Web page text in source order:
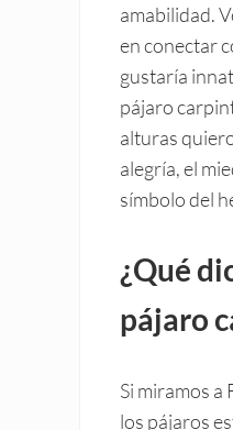
amabilidad.
en conectar
gustaría
pájaro
alturas
alegría, el
símbolo del
¿Qué
pájaro
Si miramos
los pájaros